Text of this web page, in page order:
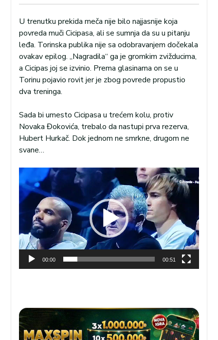
U trenutku prekida meča nije bilo najjasnije koja
povreda muči Cicipasa, ali se sumnja da su u pitanju
leđa. Torinska publika nije sa odobravanjem dočekala
ovakav epilog. „Nagradila“ ga je gromkim zvižducima,
a Cicipas joj se izvinio. Prema glasinama on se u
Torinu pojavio rovit jer je zbog povrede propustio
dva treninga.
Sada bi umesto Cicipasa u trećem kolu, protiv
Novaka Đokovića, trebalo da nastupi prva rezerva,
Hubert Hurkač. Dok jednom ne smrkne, drugom ne
svane…
Pregledač
video
zapisa
00:00 00:51